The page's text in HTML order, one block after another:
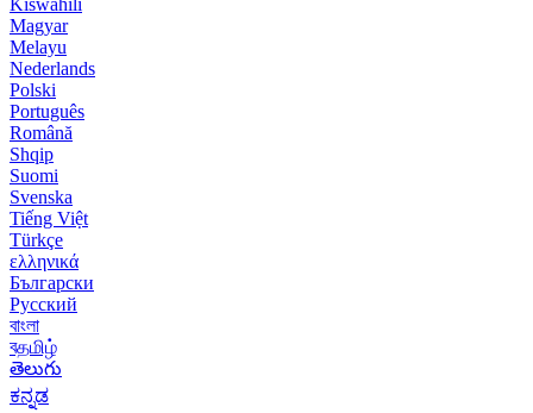
Magyar
Melayu
Nederlands
Polski
Português
Română
Shqip
Suomi
Svenska
Tiếng Việt
Türkçe
ελληνικά
Български
Русский
বাংলা
বதமிழ்
తెలుగు
ಕನ್ನಡ